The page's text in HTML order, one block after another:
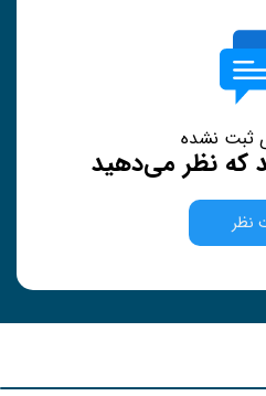
ثبت نشده
که نظر می‌دهید
نظر